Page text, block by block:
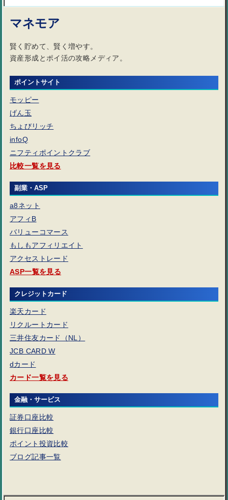
マネモア
賢く貯めて、賢く増やす。
資産形成とポイ活の攻略メディア。
ポイントサイト
モッピー
げん玉
ちょびリッチ
infoQ
ニフティポイントクラブ
比較一覧を見る
副業・ASP
a8ネット
アフィB
バリューコマース
もしもアフィリエイト
アクセストレード
ASP一覧を見る
クレジットカード
楽天カード
リクルートカード
三井住友カード（NL）
JCB CARD W
dカード
カード一覧を見る
金融・サービス
証券口座比較
銀行口座比較
ポイント投資比較
ブログ記事一覧